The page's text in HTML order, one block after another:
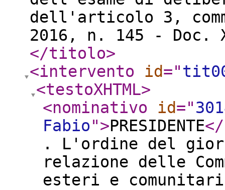
dell'articolo 3,
2016, n. 145 -
</titolo>
<intervento
id="
<testoXHTML>
<nominativo
id="
Fabio">PRESIDENTE
. L'ordine del
relazione delle
esteri e